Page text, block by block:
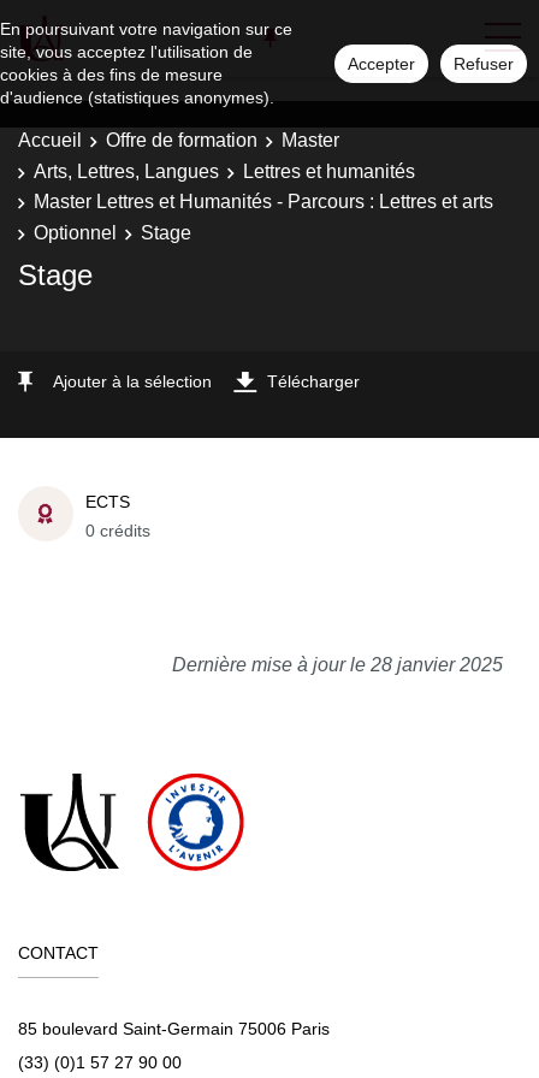
En poursuivant votre navigation sur ce
site, vous acceptez l'utilisation de
cookies à des fins de mesure
d'audience (statistiques anonymes).
Accepter Refuser
Accueil Offre de formation
Master
Arts, Lettres, Langues
Lettres et humanités
Master Lettres et Humanités - Parcours : Lettres et arts
Optionnel
Stage
Stage
Ajouter à la sélection Télécharger
ECTS
0 crédits
Dernière mise à jour le 28 janvier 2025
CONTACT
85 boulevard Saint-Germain 75006 Paris
(33) (0)1 57 27 90 00